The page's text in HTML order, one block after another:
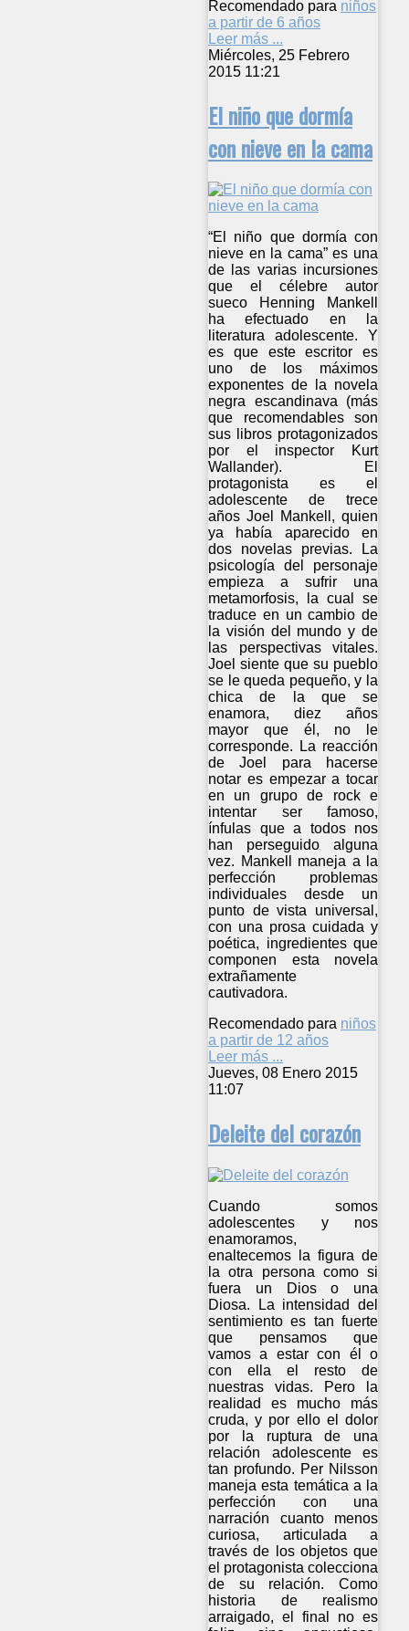
Recomendado para niños
a partir de 6 años
Leer más ...
Miércoles, 25 Febrero
2015 11:21
El niño que dormía
con nieve en la cama
“El niño que dormía con
nieve en la cama” es una
de las varias incursiones
que el célebre autor
sueco Henning Mankell
ha efectuado en la
literatura adolescente. Y
es que este escritor es
uno de los máximos
exponentes de la novela
negra escandinava (más
que recomendables son
sus libros protagonizados
por el inspector Kurt
Wallander). El
protagonista es el
adolescente de trece
años Joel Mankell, quien
ya había aparecido en
dos novelas previas. La
psicología del personaje
empieza a sufrir una
metamorfosis, la cual se
traduce en un cambio de
la visión del mundo y de
las perspectivas vitales.
Joel siente que su pueblo
se le queda pequeño, y la
chica de la que se
enamora, diez años
mayor que él, no le
corresponde. La reacción
de Joel para hacerse
notar es empezar a tocar
en un grupo de rock e
intentar ser famoso,
ínfulas que a todos nos
han perseguido alguna
vez. Mankell maneja a la
perfección problemas
individuales desde un
punto de vista universal,
con una prosa cuidada y
poética, ingredientes que
componen esta novela
extrañamente
cautivadora.
Recomendado para niños
a partir de 12 años
Leer más ...
Jueves, 08 Enero 2015
11:07
Deleite del corazón
Cuando somos
adolescentes y nos
enamoramos,
enaltecemos la figura de
la otra persona como si
fuera un Dios o una
Diosa. La intensidad del
sentimiento es tan fuerte
que pensamos que
vamos a estar con él o
con ella el resto de
nuestras vidas. Pero la
realidad es mucho más
cruda, y por ello el dolor
por la ruptura de una
relación adolescente es
tan profundo. Per Nilsson
maneja esta temática a la
perfección con una
narración cuanto menos
curiosa, articulada a
través de los objetos que
el protagonista colecciona
de su relación. Como
historia de realismo
arraigado, el final no es